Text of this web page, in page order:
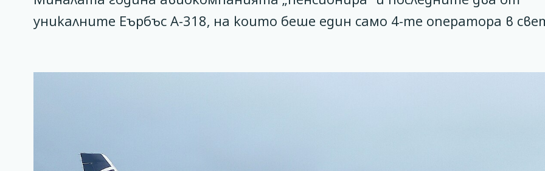
уникалните Еърбъс А-318, на които беше един само 4-те оператора в